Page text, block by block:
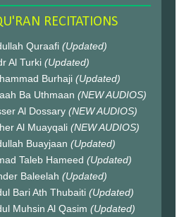
RECITATIONS
Quraafi (Updated)
Al Turki (Updated)
Burhaji (Updated)
Ba Uthmaan (NEW AUDIOS)
Al Dossary (NEW AUDIOS)
Al Muayqali (NEW AUDIOS)
Buayjaan (Updated)
Taleb Hameed (Updated)
Baleelah (Updated)
Bari Ath Thubaiti (Updated)
Muhsin Al Qasim (Updated)